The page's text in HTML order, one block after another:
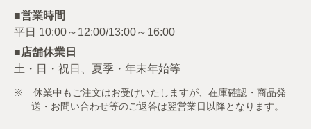
■営業時間
■店舗休業日
土・日・祝日、夏季・年末年始等
※ 休業中もご注文はお受けいたしますが、在庫確認・商品発
送・お問い合わせ等のご返答は翌営業日以降となります。